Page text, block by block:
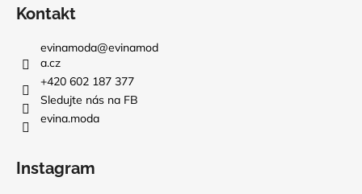
Kontakt
evinamoda@evinamod
a.cz
+420 602 187 377
Sledujte nás na FB
evina.moda
Instagram